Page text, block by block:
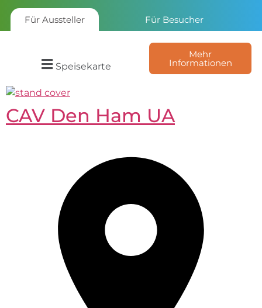
Für Aussteller Für Besucher
Speisekarte
Mehr
Informationen
CAV Den Ham UA